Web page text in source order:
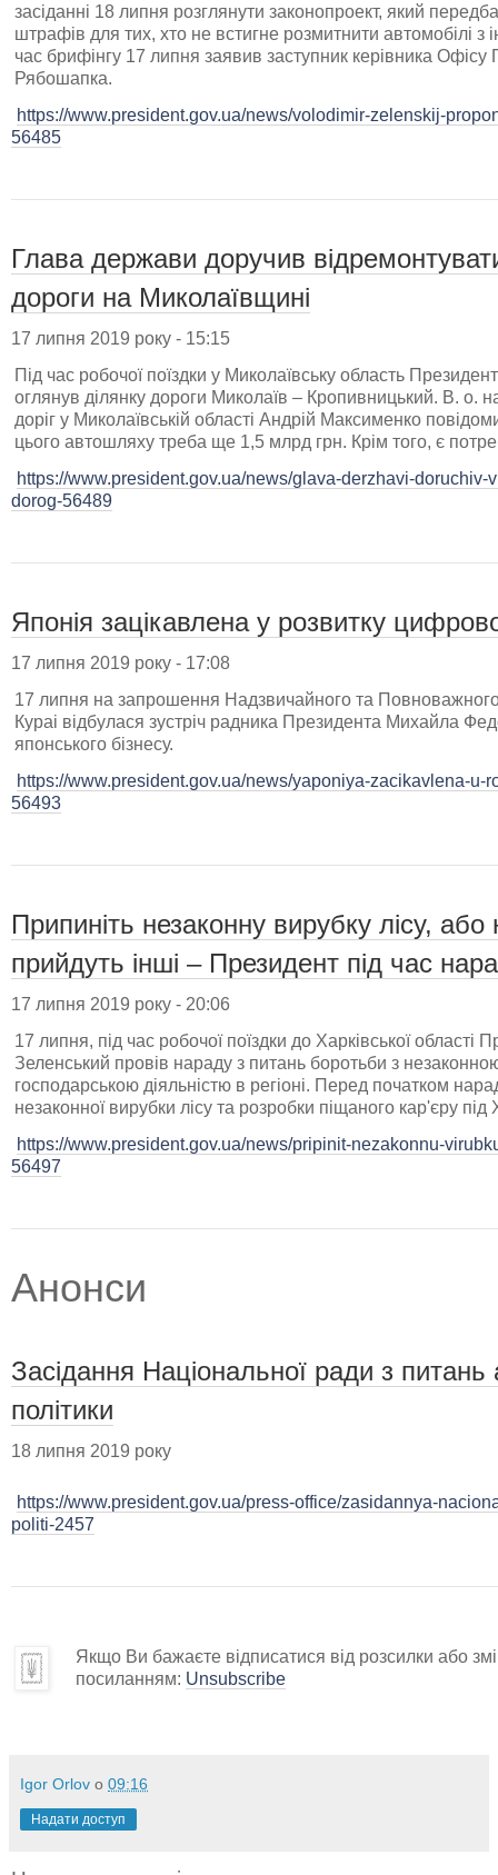
засіданні 18 липня розглянути законопроект, який
штрафів для тих, хто не встигне розмитнити автомобілі
час брифінгу 17 липня заявив заступник керівника
Рябошапка.
https://www.president.gov.ua/news/volodimir-zelenskij-
56485
Глава держави доручив
дороги на Миколаївщині
17 липня 2019 року - 15:15
Під час робочої поїздки у Миколаївську область
оглянув ділянку дороги Миколаїв – Кропивницький. В. о.
доріг у Миколаївській області Андрій Максименко
цього автошляху треба ще 1,5 млрд грн. Крім того, є
https://www.president.gov.ua/news/glava-derzhavi-
dorog-56489
Японія зацікавлена у розвитку
17 липня 2019 року - 17:08
17 липня на запрошення Надзвичайного та Повноважного
Кураі відбулася зустріч радника Президента Михайла
японського бізнесу.
https://www.president.gov.ua/news/yaponiya-zacikavlena-u-
56493
Припиніть незаконну вирубку лісу,
прийдуть інші – Президент під час
17 липня 2019 року - 20:06
17 липня, під час робочої поїздки до Харківської
Зеленський провів нараду з питань боротьби з
господарською діяльністю в регіоні. Перед початком
незаконної вирубки лісу та розробки піщаного кар'єру
https://www.president.gov.ua/news/pripinit-nezakonnu-
56497
Анонси
Засідання Національної ради з питань
політики
18 липня 2019 року
https://www.president.gov.ua/press-office/zasidannya-
politi-2457
Якщо Ви бажаєте відписатися від розсилки або
посиланням: Unsubscribe
Igor Orlov о 09:16
Надати доступ